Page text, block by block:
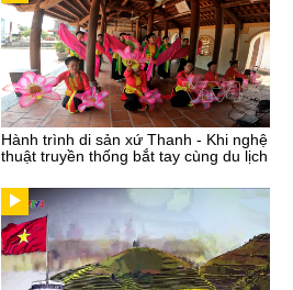
Hành trình di sản xứ Thanh - Khi nghệ
thuật truyền thống bắt tay cùng du lịch